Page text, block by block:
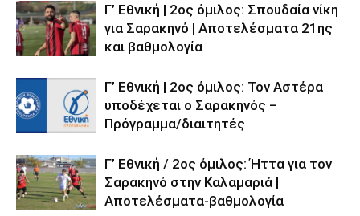
Γ’ Εθνική | 2ος όμιλος: Σπουδαία νίκη
για Σαρακηνό | Αποτελέσματα 21ης
και βαθμολογία
Γ’ Εθνική | 2ος όμιλος: Τον Αστέρα
υποδέχεται ο Σαρακηνός –
Πρόγραμμα/διαιτητές
Γ’ Εθνική / 2ος όμιλος: Ήττα για τον
Σαρακηνό στην Καλαμαριά |
Αποτελέσματα-βαθμολογία